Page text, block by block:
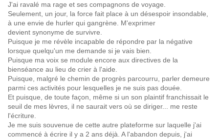
J'ai ravalé ma rage et ses compagnons de voyage.
Seulement, un jour, la force fait place à un désespoir insondable,
à une envie de hurler qui gangrène. M'exprimer
devient synonyme de survivre.
Puisque je me révèle incapable de répondre par la négative
lorsque quelqu'un me demande si je vais bien.
Puisque ma voix se module encore aux directives de la
bienséance au lieu de crier à l'aide.
Puisque, malgré le chemin de progrès parcourru, parler demeure
parmi ces activités pour lesquelles je ne suis pas douée.
Et puisque, de toute façon, même si un son plaintif franchissait le
seuil de mes lèvres, il ne saurait vers où se diriger... me reste
l'écriture.
Je me suis souvenue de cette autre plateforme sur laquelle j'ai
commencé à écrire il y a 2 ans déjà. A l'abandon depuis, j'ai